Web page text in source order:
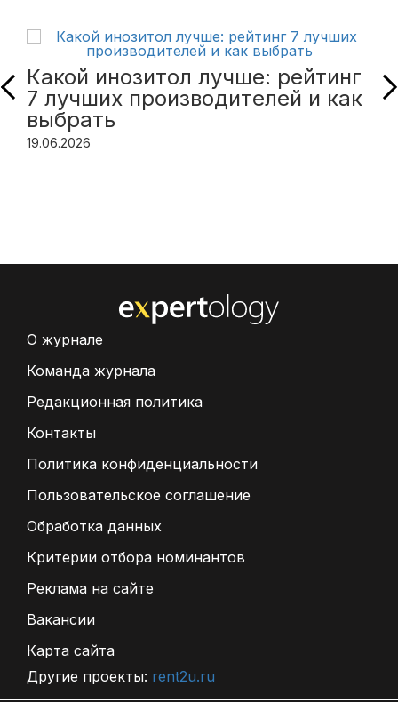
Какой инозитол лучше: рейтинг
7 лучших производителей и как
выбрать
19.06.2026
О журнале
Команда журнала
Редакционная политика
Контакты
Политика конфиденциальности
Пользовательское соглашение
Обработка данных
Критерии отбора номинантов
Реклама на сайте
Вакансии
Карта сайта
Другие проекты: rent2u.ru